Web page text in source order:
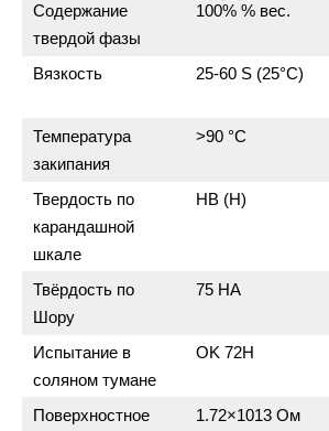
Содержание
твердой фазы
100% % вес.
Вязкость
25-60 S (25°C)
Температура
закипания
>90 °C
Твердость по
карандашной
шкале
HB (H)
Твёрдость по
Шору
75 HA
Испытание в
соляном тумане
OK 72H
Поверхностное
1.72×1013 Ом